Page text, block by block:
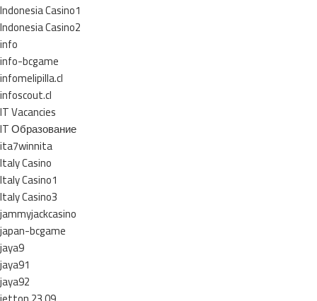
Indonesia Casino1
Indonesia Casino2
info
info-bcgame
infomelipilla.cl
infoscout.cl
IT Vacancies
IT Образование
ita7winnita
Italy Casino
Italy Casino1
Italy Casino3
jammyjackcasino
japan-bcgame
jaya9
jaya91
jaya92